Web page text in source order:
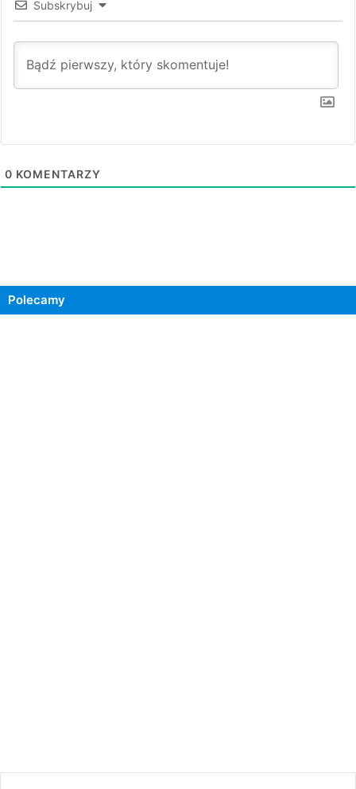
Subskrybuj
0 KOMENTARZY
Polecamy